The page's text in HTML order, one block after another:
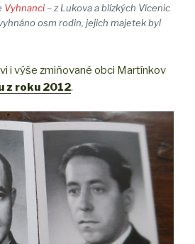
Vyhnanci– z Lukova a blízkých Vícenic
osm rodin, jejich majetek byl
i výše zmiňované obci Martínkov
z roku 2012.